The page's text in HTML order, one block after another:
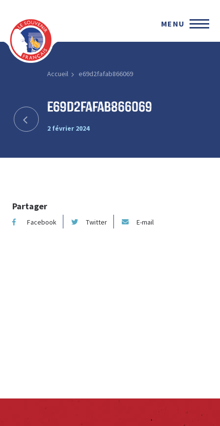
MENU
Accueil e69d2fafab866069
e69d2fafab866069
2 février 2024
Partager
Facebook Twitter E-mail